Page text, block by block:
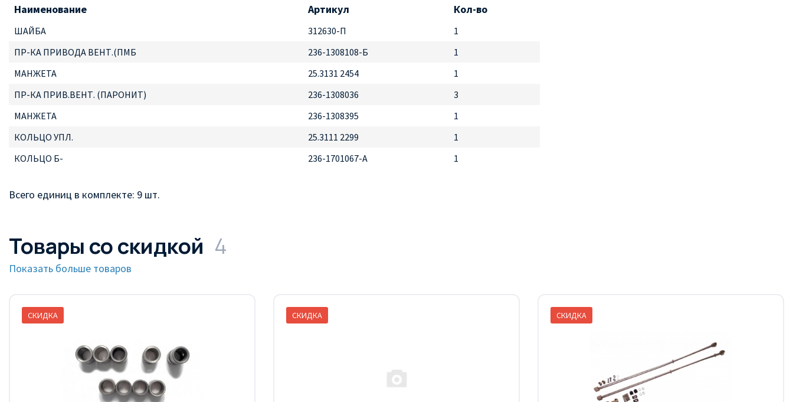
Наименование Артикул Кол-во
ШАЙБА 312630-П
1
ПР-КА ПРИВОДА ВЕНТ.(ПМБ
236-1308108-Б
1
МАНЖЕТА
25.3131 2454
1
ПР-КА ПРИВ.ВЕНТ. (ПАРОНИТ)
236-1308036
3
МАНЖЕТА
236-1308395
1
КОЛЬЦО УПЛ.
25.3111 2299
1
КОЛЬЦО Б-
236-1701067-А 1
Всего единиц в комплекте: 9 шт.
Товары со скидкой 4
Показать больше товаров
СКИДКА СКИДКА СКИДКА